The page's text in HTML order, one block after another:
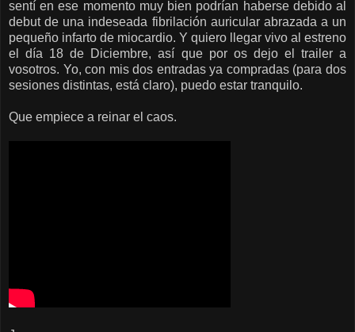
sentí en ese momento muy bien podrían haberse debido al
debut de una indeseada fibrilación auricular abrazada a un
pequeño infarto de miocardio. Y quiero llegar vivo al estreno
el día 18 de Diciembre, así que por os dejo el trailer a
vosotros. Yo, con mis dos entradas ya compradas (para dos
sesiones distintas, está claro), puedo estar tranquilo.
Que empiece a reinar el caos.